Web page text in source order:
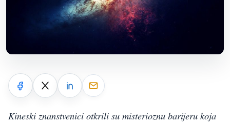
Kineski znanstvenici otkrili su misterioznu barijeru koja